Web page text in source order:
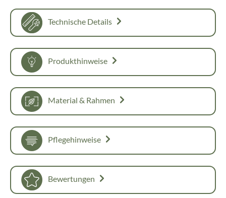
Technische Details
Produkthinweise
Material & Rahmen
Pflegehinweise
Bewertungen